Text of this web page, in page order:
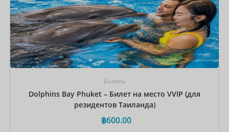
Билеты
Dolphins Bay Phuket – Билет на место VVIP (для
резидентов Таиланда)
฿600.00